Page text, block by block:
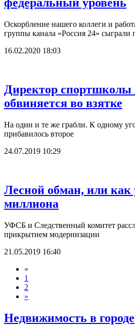
федеральный уровень
Оскорбление нашего коллеги и
группы канала «Россия 24» сыграли
16.02.2020 18:03
Директор спортшколы
обвиняется во взятке
На одни и те же грабли. К одному
прибавилось второе
24.07.2019 10:29
Лесной обман, или как
миллиона
УФСБ и Следственный комитет
прикрытием модернизации
21.05.2019 16:40
«
1
2
»
Недвижимость в городе